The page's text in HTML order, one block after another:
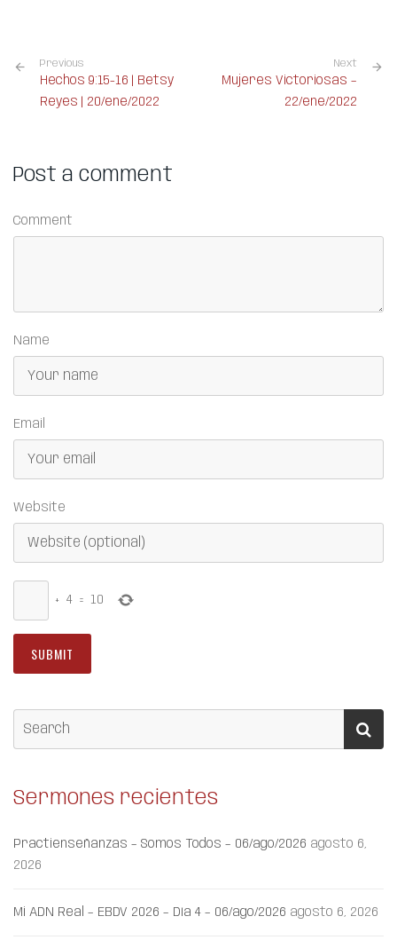
Previous
Hechos 9:15-16 | Betsy
Reyes | 20/ene/2022
Next
Mujeres Victoriosas –
22/ene/2022
Post a comment
Comment
Name
Email
Website
+ 4 = 10
Sermones recientes
Practienseñanzas – Somos Todos – 06/ago/2026 agosto 6,
2026
Mi ADN Real – EBDV 2026 – Día 4 – 06/ago/2026 agosto 6, 2026